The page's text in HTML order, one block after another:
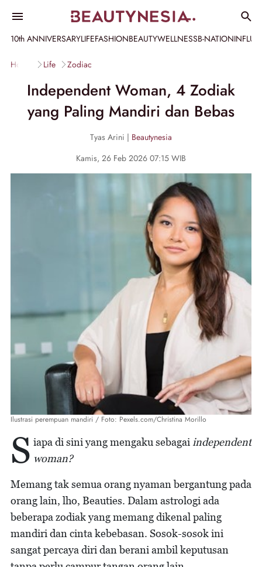
10th ANNIVERSARYLIFEFASHIONBEAUTYWELLNESSB-NATION
Home Life Zodiac
Independent Woman, 4 Zodiak
yang Paling Mandiri dan Bebas
Tyas Arini | Beautynesia
Kamis, 26 Feb 2026 07:15 WIB
Ilustrasi perempuan mandiri / Foto: Pexels.com/Christina Morillo
S iapa di sini yang mengaku sebagai independent
woman?
Memang tak semua orang nyaman bergantung pada
orang lain, lho, Beauties. Dalam astrologi ada
beberapa zodiak yang memang dikenal paling
mandiri dan cinta kebebasan. Sosok-sosok ini
sangat percaya diri dan berani ambil keputusan